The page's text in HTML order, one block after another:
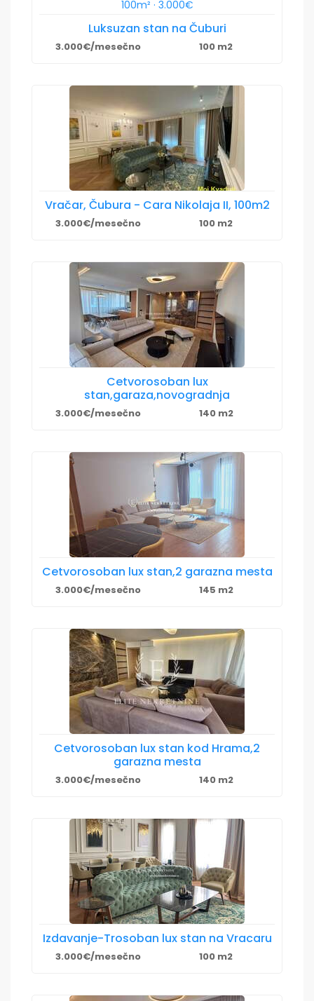
Luksuzan stan na Čuburi
3.000€/mesečno 100 m2
Vračar, Čubura - Cara Nikolaja II, 100m2
3.000€/mesečno 100 m2
Cetvorosoban lux
stan,garaza,novogradnja
3.000€/mesečno 140 m2
Cetvorosoban lux stan,2 garazna mesta
3.000€/mesečno 145 m2
Cetvorosoban lux stan kod Hrama,2
garazna mesta
3.000€/mesečno 140 m2
Izdavanje-Trosoban lux stan na Vracaru
3.000€/mesečno 100 m2